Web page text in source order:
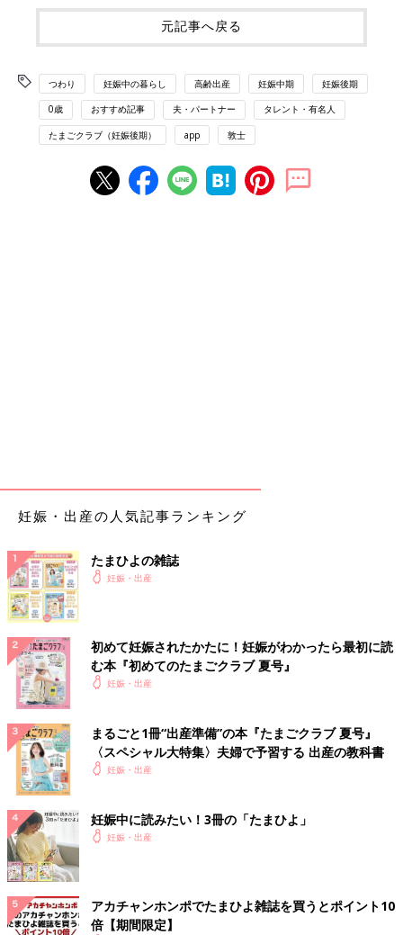
元記事へ戻る
つわり 妊娠中の暮らし 高齢出産 妊娠中期 妊娠後期
0歳 おすすめ記事 夫・パートナー タレント・有名人
たまごクラブ（妊娠後期） app 敦士
妊娠・出産の人気記事ランキング
たまひよの雑誌
妊娠・出産
初めて妊娠されたかたに！妊娠がわかったら最初に読
む本『初めてのたまごクラブ 夏号』
妊娠・出産
まるごと1冊“出産準備”の本『たまごクラブ 夏号』
〈スペシャル大特集〉夫婦で予習する 出産の教科書
妊娠・出産
妊娠中に読みたい！3冊の「たまひよ」
妊娠・出産
アカチャンホンポでたまひよ雑誌を買うとポイント10
倍【期間限定】